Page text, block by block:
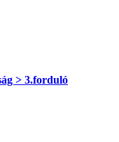
> 3.forduló